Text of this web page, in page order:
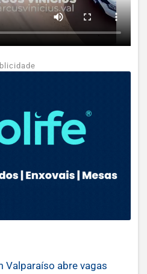
Valparaíso abre vagas